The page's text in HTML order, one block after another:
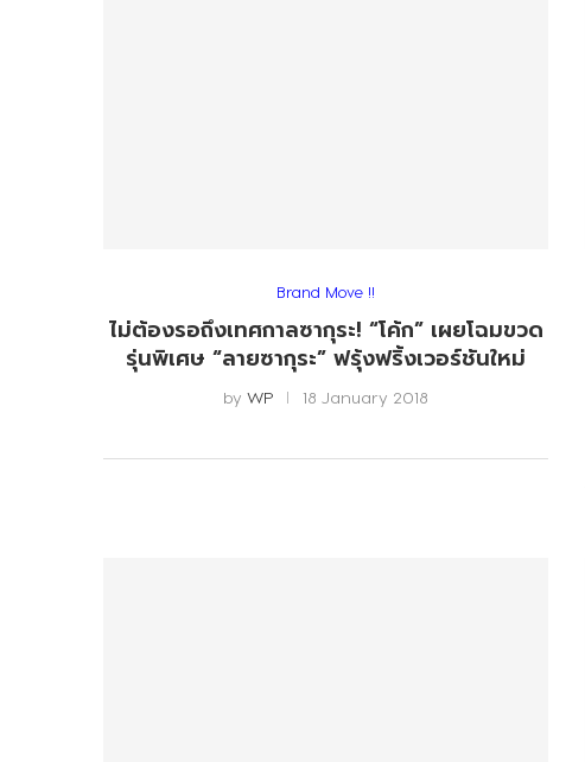
Brand Move !!
ไม่ต้องรอถึงเทศกาลซากุระ! “โค้ก” เผยโฉมขวด
รุ่นพิเศษ “ลายซากุระ” ฟรุ้งฟริ้งเวอร์ชันใหม่
byWP 18 January 2018